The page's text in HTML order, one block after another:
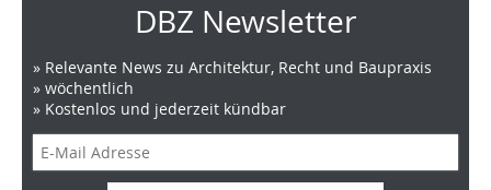
DBZ Newsletter
» Relevante News zu Architektur, Recht und Baupraxis
» wöchentlich
» Kostenlos und jederzeit kündbar